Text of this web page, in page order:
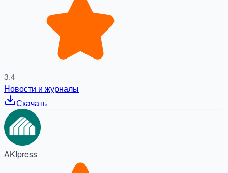
3.4
Новости и журналы
Скачать
AKIpress